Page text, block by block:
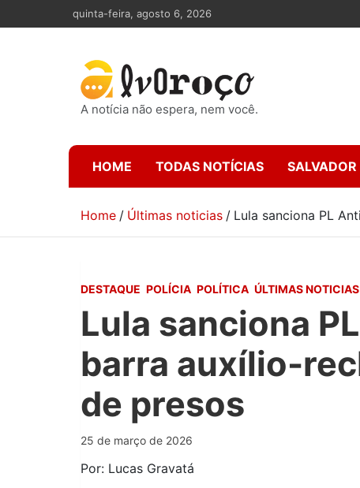
to
quinta-feira, agosto 6, 2026
A notícia não espera, nem você.
HOME TODAS NOTÍCIAS SALVADOR
Home Últimas noticias Lula sanciona PL
DESTAQUE POLÍCIA POLÍTICA ÚLTIMAS NOTICIAS
Lula sanciona
barra auxílio-
de presos
25 de março de 2026
Por: Lucas Gravatá